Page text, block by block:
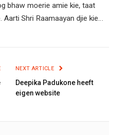
bhaw moerie amie kie, taat
Shri Raamaayan djie kie…
NEXT ARTICLE
Deepika Padukone heeft
eigen website